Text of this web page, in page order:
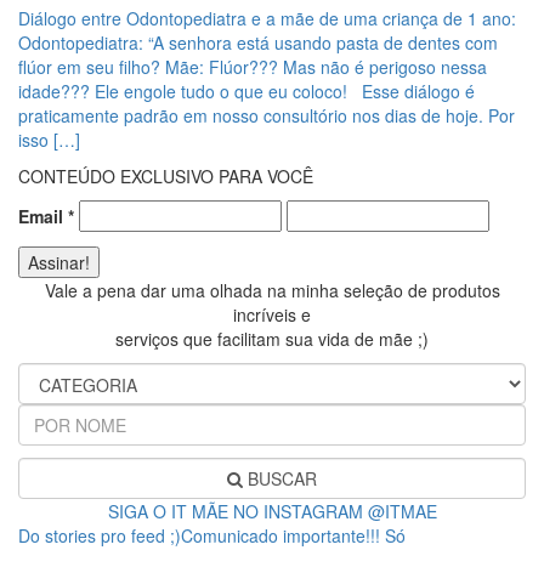
Diálogo entre Odontopediatra e a mãe de uma criança de 1 ano:
Odontopediatra: “A senhora está usando pasta de dentes com
flúor em seu filho? Mãe: Flúor??? Mas não é perigoso nessa
idade??? Ele engole tudo o que eu coloco! Esse diálogo é
praticamente padrão em nosso consultório nos dias de hoje. Por
isso […]
CONTEÚDO EXCLUSIVO PARA VOCÊ
Email *
Vale a pena dar uma olhada na minha seleção de produtos
incríveis e
serviços que facilitam sua vida de mãe ;)
BUSCAR
SIGA O IT MÃE NO INSTAGRAM @ITMAE
Do stories pro feed ;)Comunicado importante!!! Só